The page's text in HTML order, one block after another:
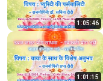
1:05:46
1:01:15